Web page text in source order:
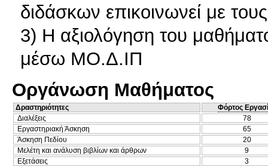
διδάσκων επικοινωνεί με
3) Η αξιολόγηση του
μέσω ΜΟ.Δ.ΙΠ
Οργάνωση Μαθήματος
Δραστηριότητες
Φόρτος
Διαλέξεις
78
Εργαστηριακή Άσκηση
65
Άσκηση Πεδίου
20
Μελέτη και ανάλυση βιβλίων και άρθρων
9
Εξετάσεις
3